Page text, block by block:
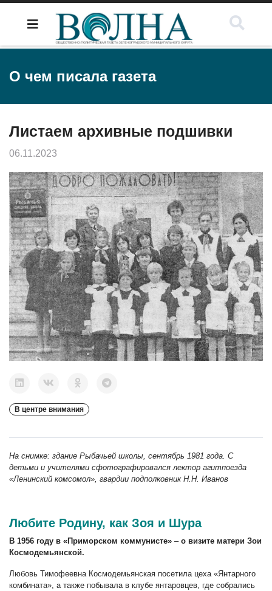
О чем писала газета
Листаем архивные подшивки
06.11.2023
В центре внимания
На снимке: здание Рыбачьей школы, сентябрь 1981 года. С
детьми и учителями сфотографировался лектор агитпоезда
«Ленинский комсомол», гвардии подполковник Н.Н. Иванов
Любите Родину, как Зоя и Шура
В 1956 году в «Приморском коммунисте» –о визите матери Зои
Космодемьянской.
Любовь Тимофеевна Космодемьянская посетила цеха «Янтарного
комбината», а также побывала в клубе янтаровцев, где собрались